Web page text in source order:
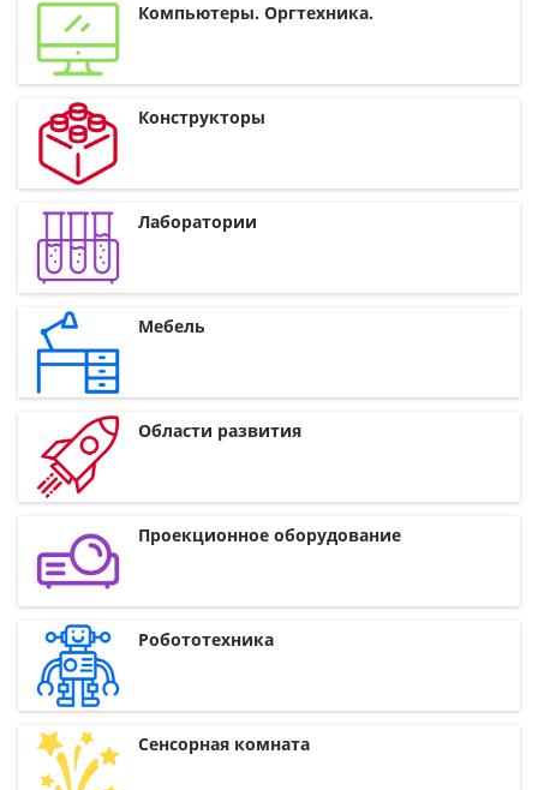
Компьютеры. Оргтехника.
Конструкторы
Лаборатории
Мебель
Области развития
Проекционное оборудование
Робототехника
Сенсорная комната